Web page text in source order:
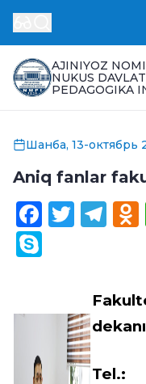
AJINIYOZ
NUKUS DAVLAT
PEDAGOGIKA
Шанба, 13-октябрь
Aniq fanlar
Tel.: